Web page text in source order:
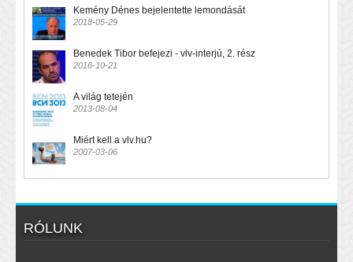
Kemény Dénes bejelentette lemondását
2018-05-29
Benedek Tibor befejezi - vlv-interjú, 2. rész
2016-10-21
A világ tetején
2013-08-04
Miért kell a vlv.hu?
2007-03-06
RÓLUNK